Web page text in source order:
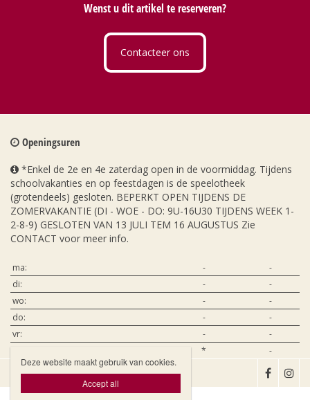
Wenst u dit artikel te reserveren?
Contacteer ons
Openingsuren
*Enkel de 2e en 4e zaterdag open in de voormiddag. Tijdens
schoolvakanties en op feestdagen is de speelotheek
(grotendeels) gesloten. BEPERKT OPEN TIJDENS DE
ZOMERVAKANTIE (DI - WOE - DO: 9U-16U30 TIJDENS WEEK 1-
2-8-9) GESLOTEN VAN 13 JULI TEM 16 AUGUSTUS Zie
CONTACT voor meer info.
ma: -
-
di:
-
-
wo:
-
-
do:
-
-
vr:
-
-
* -
Deze website maakt gebruik van cookies.
Accept all